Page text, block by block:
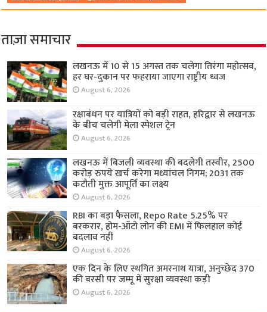
ताज़ा समाचार
लखनऊ में 10 से 15 अगस्त तक चलेगा तिरंगा महोत्सव,
हर घर-दुकान पर फहराया जाएगा राष्ट्रीय ध्वज
August 6, 2026
रक्षाबंधन पर यात्रियों को बड़ी राहत, हरिद्वार से लखनऊ
के बीच चलेगी मेला स्पेशल ट्रेन
August 6, 2026
लखनऊ में बिजली व्यवस्था की बदलेगी तस्वीर, 2500
करोड़ रुपये खर्च करेगा मध्यांचल निगम; 2031 तक
कटौती मुक्त आपूर्ति का लक्ष्य
August 6, 2026
RBI का बड़ा फैसला, Repo Rate 5.25% पर
बरकरार, होम-ऑटो लोन की EMI में फिलहाल कोई
बदलाव नहीं
August 6, 2026
एक दिन के लिए स्थगित अमरनाथ यात्रा, अनुच्छेद 370
की बरसी पर जम्मू में सुरक्षा व्यवस्था कड़ी
August 6, 2026